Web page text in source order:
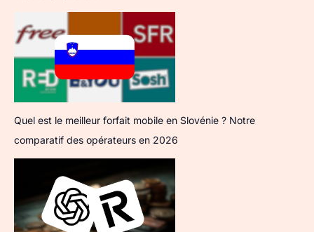
Quel est le meilleur forfait mobile en Slovénie ? Notre
comparatif des opérateurs en 2026